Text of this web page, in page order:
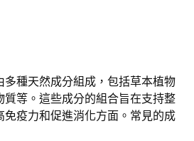
多種天然成分組成，包括草本植物
等。這些成分的組合旨在支持整
疫力和促進消化方面。常見的成